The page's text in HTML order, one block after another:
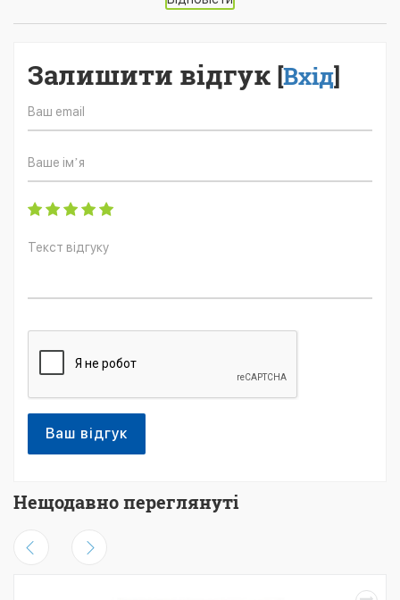
Залишити відгук [Вхід]
Ваш відгук
Нещодавно переглянуті